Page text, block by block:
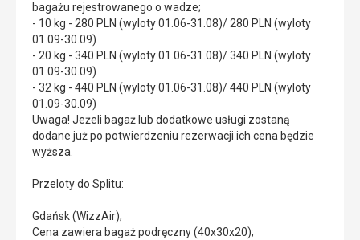
bagażu rejestrowanego o wadze;
- 10 kg - 280 PLN (wyloty 01.06-31.08)/ 280 PLN (wyloty
01.09-30.09)
- 20 kg - 340 PLN (wyloty 01.06-31.08)/ 340 PLN (wyloty
01.09-30.09)
- 32 kg - 440 PLN (wyloty 01.06-31.08)/ 440 PLN (wyloty
01.09-30.09)
Uwaga! Jeżeli bagaż lub dodatkowe usługi zostaną
dodane już po potwierdzeniu rezerwacji ich cena będzie
wyższa.
Przeloty do Splitu:
Gdańsk (WizzAir);
Cena zawiera bagaż podręczny (40x30x20);